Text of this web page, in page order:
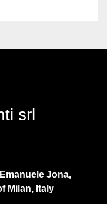
srl
Jona,
Milan, Italy